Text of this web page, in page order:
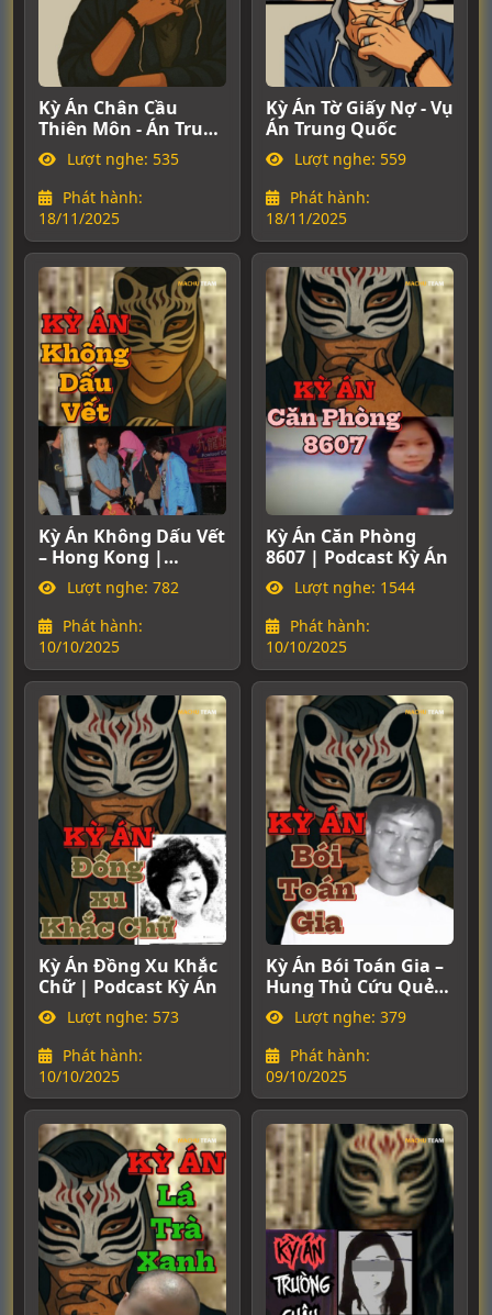
Kỳ Án Chân Cầu
Thiên Môn - Án Trung
QuốcLượt nghe: 535
Phát hành:
18/11/2025
Kỳ Án Tờ Giấy Nợ - Vụ
Án Trung Quốc
Lượt nghe: 559
Phát hành:
18/11/2025
Kỳ Án Không Dấu Vết
– Hong Kong |
Podcast Kỳ Án
Lượt nghe: 782
Phát hành:
10/10/2025
Kỳ Án Căn Phòng
8607 | Podcast Kỳ Án
Lượt nghe: 1544
Phát hành:
10/10/2025
Kỳ Án Đồng Xu Khắc
Chữ | Podcast Kỳ Án
Lượt nghe: 573
Phát hành:
10/10/2025
Kỳ Án Bói Toán Gia –
Hung Thủ Cứu Quẻ,
Gây Án Kinh Hoàng |
Podcast Kỳ Án
Lượt nghe: 379
Phát hành:
09/10/2025